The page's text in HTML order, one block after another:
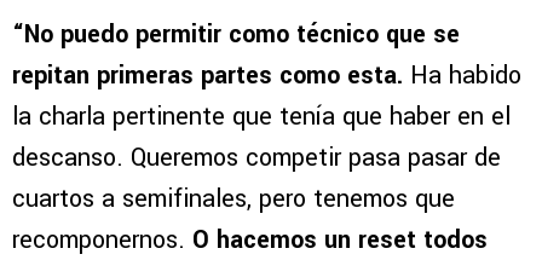
“No puedo permitir como técnico que se
repitan primeras partes como esta. Ha habido
la charla pertinente que tenía que haber en el
descanso. Queremos competir pasa pasar de
cuartos a semifinales, pero tenemos que
recomponernos. O hacemos un reset todos